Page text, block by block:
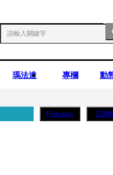
瑪法達 專欄 動
Podcasts 訂閱